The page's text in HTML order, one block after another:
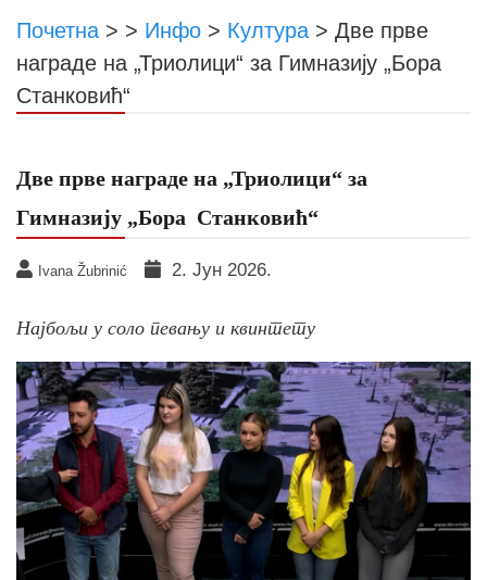
Почетна > > Инфо > Култура > Две прве
награде на „Триолици“ за Гимназију „Бора
Станковић“
Две прве награде на „Триолици“ за
Гимназију „Бора Станковић“
Ivana Žubrinić 2. Јун 2026.
Најбољи у соло певању и квинтету